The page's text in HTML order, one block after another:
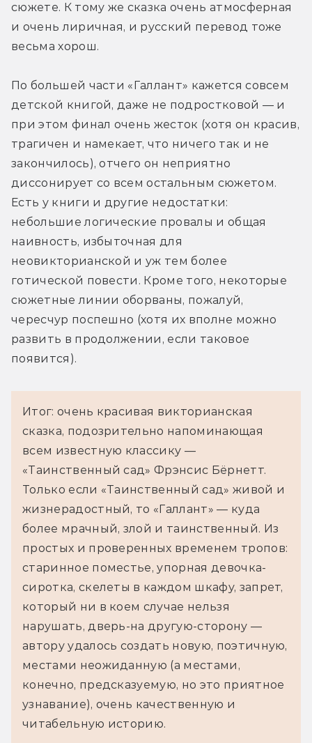
сюжете. К тому же сказка очень атмосферная
и очень лиричная, и русский перевод тоже
весьма хорош.
По большей части «Галлант» кажется совсем
детской книгой, даже не подростковой — и
при этом финал очень жесток (хотя он красив,
трагичен и намекает, что ничего так и не
закончилось), отчего он неприятно
диссонирует со всем остальным сюжетом.
Есть у книги и другие недостатки:
небольшие логические провалы и общая
наивность, избыточная для
неовикторианской и уж тем более
готической повести. Кроме того, некоторые
сюжетные линии оборваны, пожалуй,
чересчур поспешно (хотя их вполне можно
развить в продолжении, если таковое
появится).
Итог: очень красивая викторианская
сказка, подозрительно напоминающая
всем известную классику —
«Таинственный сад» Фрэнсис Бёрнетт.
Только если «Таинственный сад» живой и
жизнерадостный, то «Галлант» — куда
более мрачный, злой и таинственный. Из
простых и проверенных временем тропов:
старинное поместье, упорная девочка-
сиротка, скелеты в каждом шкафу, запрет,
который ни в коем случае нельзя
нарушать, дверь-на другую-сторону —
автору удалось создать новую, поэтичную,
местами неожиданную (а местами,
конечно, предсказуемую, но это приятное
узнавание), очень качественную и
читабельную историю.